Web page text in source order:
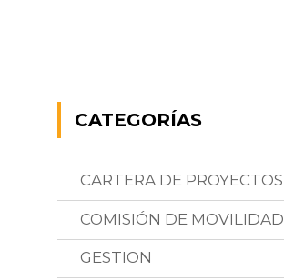
CATEGORÍAS
CARTERA DE PROYECTOS
COMISIÓN DE MOVILIDAD
GESTION